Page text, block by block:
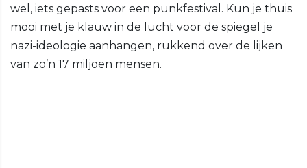
wel, iets gepasts voor een punkfestival. Kun je thuis
mooi met je klauw in de lucht voor de spiegel je
nazi-ideologie aanhangen, rukkend over de lijken
van zo’n 17 miljoen mensen.